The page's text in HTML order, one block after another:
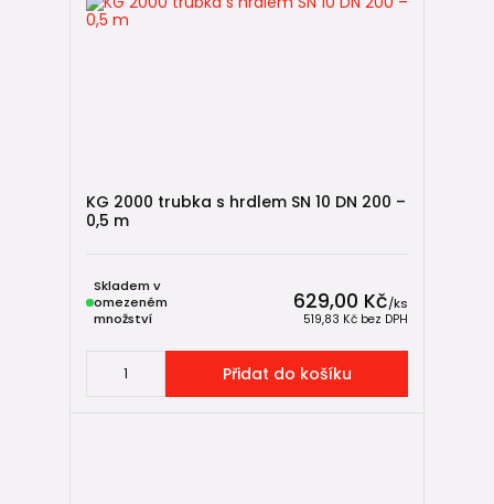
KG 2000 trubka s hrdlem SN 10 DN 200 –
0,5 m
629,00 Kč/ks
519,83 Kč bez DPH
Skladem v
omezeném
množství
Přidat do košíku